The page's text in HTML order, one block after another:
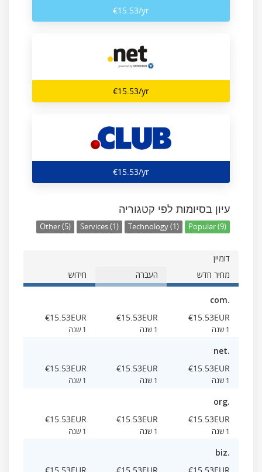
‎€15.53/yr
‎€15.53/yr
‎€15.53/yr
עיון בסיומות לפי קטגוריה
Popular (9)
Technology (1)
Services (1)
Other (5)
דומיין
מחיר חדש
העברה חידוש
.com
‎€15.53EUR
1 שנה
‎€15.53EUR
1 שנה
‎€15.53EUR
1 שנה
.net
‎€15.53EUR
1 שנה
‎€15.53EUR
1 שנה
‎€15.53EUR
1 שנה
.org
‎€15.53EUR
1 שנה
‎€15.53EUR
1 שנה
‎€15.53EUR
1 שנה
.biz